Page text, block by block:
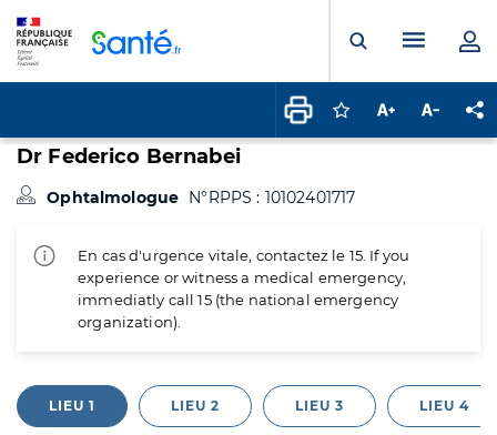
Ouvrir laMenu
Connectez-vous
Augmenter la
Dr Federico Bernabei
Ophtalmologue N°RPPS : 10102401717
En cas d'urgence vitale, contactez le 15. If you
experience or witness a medical emergency,
immediatly call 15 (the national emergency
organization).
LIEU 1 LIEU 2 LIEU 3 LIEU 4